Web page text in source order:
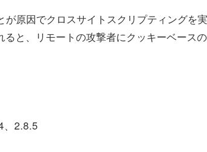
原因でクロスサイトスクリプティングを
と、リモートの攻撃者にクッキーベース
、2.8.5